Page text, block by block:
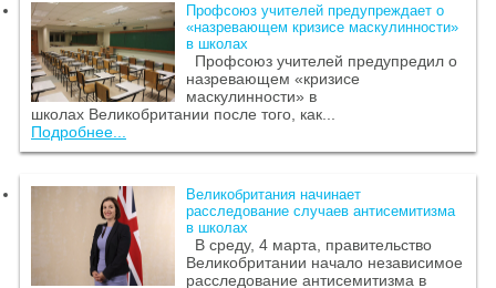
Профсоюз учителей предупреждает о
«назревающем кризисе маскулинности»
в школах
Профсоюз учителей предупредил о
назревающем «кризисе
маскулинности» в
школах Великобритании после того, как...
Подробнее...
Великобритания начинает
расследование случаев антисемитизма
в школах
В среду, 4 марта, правительство
Великобритании начало независимое
расследование антисемитизма в